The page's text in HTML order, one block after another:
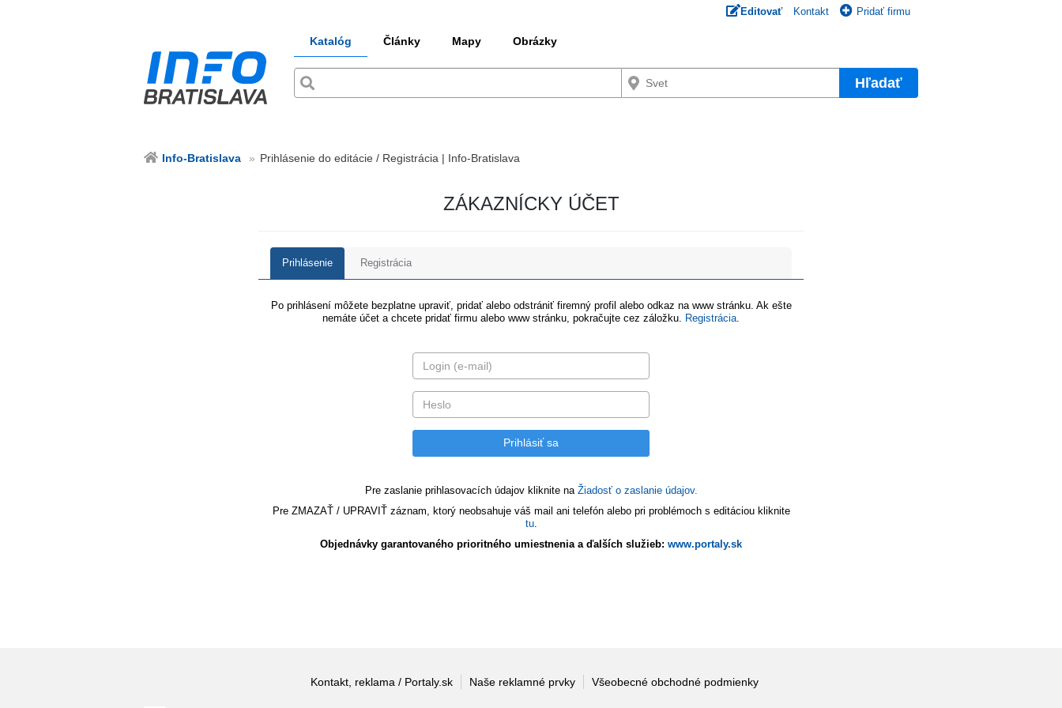
Editovať Kontakt Pridať firmu
Katalóg Články Mapy Obrázky
Hľadať
Info-Bratislava Prihlásenie do editácie / Registrácia | Info-Bratislava
ZÁKAZNÍCKY ÚČET
Prihlásenie Registrácia
Po prihlásení môžete bezplatne upraviť, pridať alebo odstrániť firemný profil alebo odkaz na www stránku. Ak ešte
nemáte účet a chcete pridať firmu alebo www stránku, pokračujte cez záložku.
Registrácia
Pre zaslanie prihlasovacích údajov kliknite na Žiadosť o zaslanie údajov.
Pre ZMAZAŤ / UPRAVIŤ záznam, ktorý neobsahuje váš mail ani telefón alebo pri problémoch s editáciou kliknite
tu.
Objednávky garantovaného prioritného umiestnenia a ďalších služieb: www.portaly.sk
Kontakt, reklama / Portaly.sk Naše reklamné prvky Všeobecné obchodné podmienky